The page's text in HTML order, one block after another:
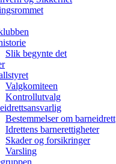
Slik begynte det
Valgkomiteen
Kontrollutvalg
Bestemmelser om barneidrett
Idrettens barnerettigheter
Skader og forsikringer
Varsling